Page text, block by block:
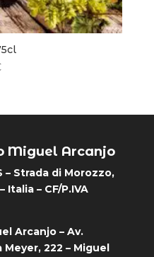
Miguel Arcanjo
– Strada di Morozzo,
Italia – CF/P.IVA
Arcanjo – Av.
222 – Miguel